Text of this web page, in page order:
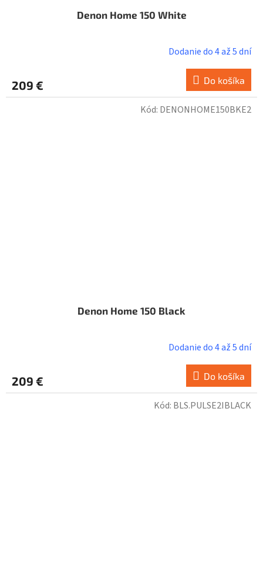
Denon Home 150 White
Dodanie do 4 až 5 dní
209 € Do košíka
Denon Home 150 Black
Dodanie do 4 až 5 dní
209 € Do košíka
Kód: DENONHOME150BKE2
Kód: BLS.PULSE2IBLACK